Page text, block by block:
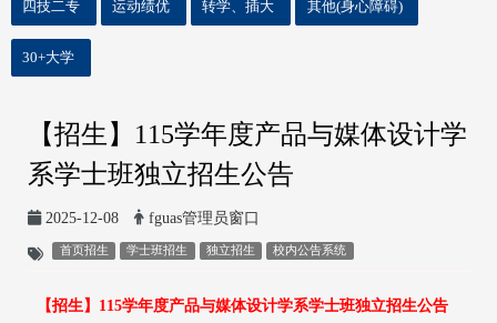
四技二专 运动绩优 转学、插大 其他(身心障碍)
30+大学
【招生】115学年度产品与媒体设计学
系学士班独立招生公告
2025-12-08 fguas管理员窗口
首页招生 学士班招生 独立招生 校内公告系统
【招生】115学年度产品与媒体设计学系学士班独立招生公告